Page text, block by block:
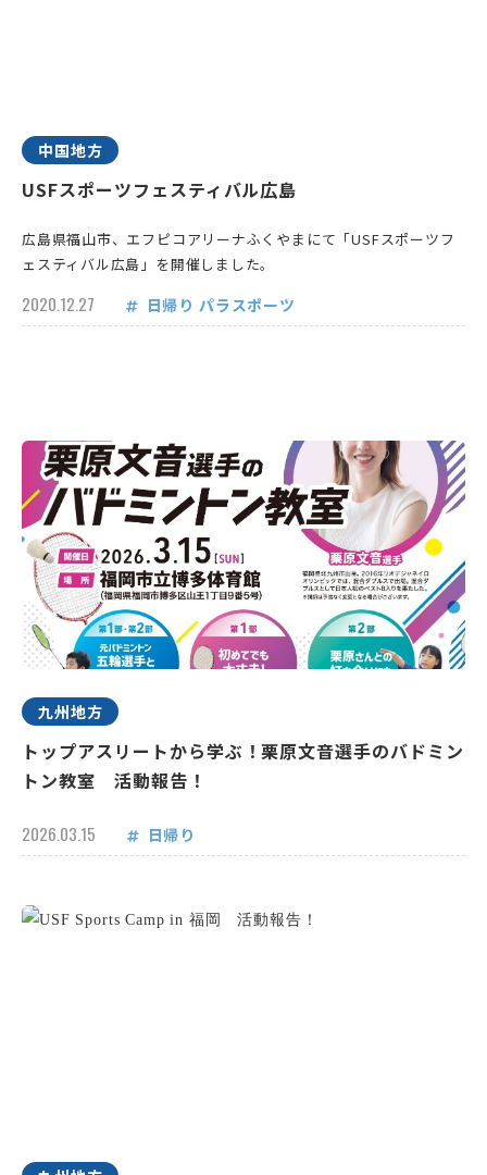
中国地方
USFスポーツフェスティバル広島
広島県福山市、エフピコアリーナふくやまにて「USFスポーツフ
ェスティバル広島」を開催しました。
2020.12.27 日帰り パラスポーツ
九州地方
トップアスリートから学ぶ！栗原文音選手のバドミン
トン教室 活動報告！
2026.03.15 日帰り